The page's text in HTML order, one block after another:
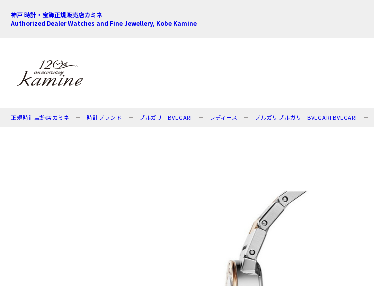
神戸 時計・宝飾正規販売店カミネ
Authorized Dealer Watches and Fine Jewellery, Kobe Kamine
正規時計宝飾店カミネ 時計ブランド ブルガリ - BVLGARI レディース ブルガリブルガリ - BVLGARI BVLGARI